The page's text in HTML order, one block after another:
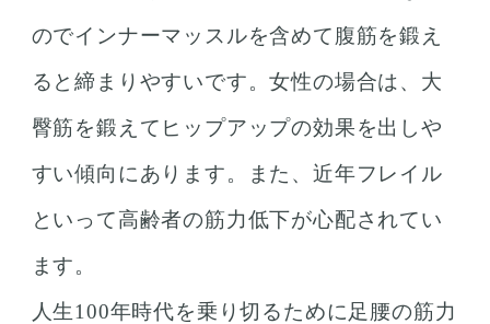
のでインナーマッスルを含めて腹筋を鍛え
ると締まりやすいです。女性の場合は、大
臀筋を鍛えてヒップアップの効果を出しや
すい傾向にあります。また、近年フレイル
といって高齢者の筋力低下が心配されてい
ます。
人生100年時代を乗り切るために足腰の筋力